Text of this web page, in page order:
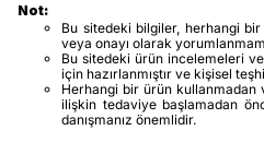
Not:
Bu sitedeki bilgiler, herhangi
veya onayı olarak
Bu sitedeki ürün incelemeleri
için hazırlanmıştır ve kişisel
Herhangi bir ürün kullanmadan
ilişkin tedaviye başlamadan
danışmanız önemlidir.